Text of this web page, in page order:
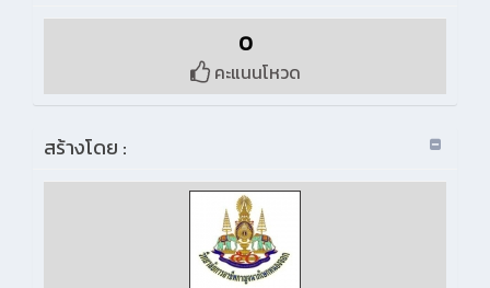
0
คะแนนโหวด
สร้างโดย :